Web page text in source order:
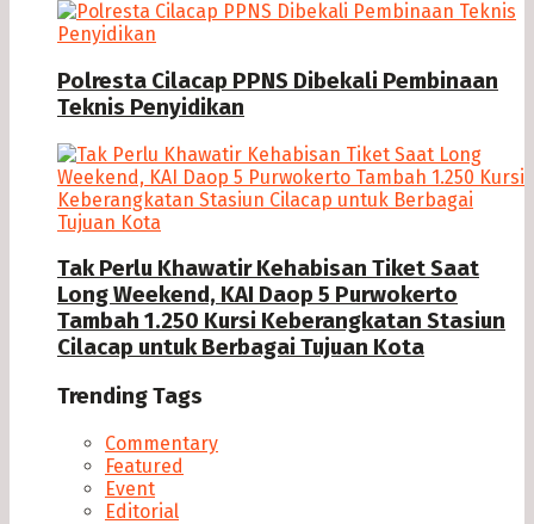
Polresta Cilacap PPNS Dibekali Pembinaan
Teknis Penyidikan
Tak Perlu Khawatir Kehabisan Tiket Saat
Long Weekend, KAI Daop 5 Purwokerto
Tambah 1.250 Kursi Keberangkatan Stasiun
Cilacap untuk Berbagai Tujuan Kota
Trending Tags
Commentary
Featured
Event
Editorial